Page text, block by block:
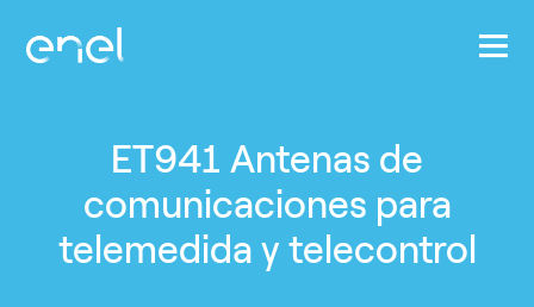
ET941 Antenas de
comunicaciones para
telemedida y telecontrol